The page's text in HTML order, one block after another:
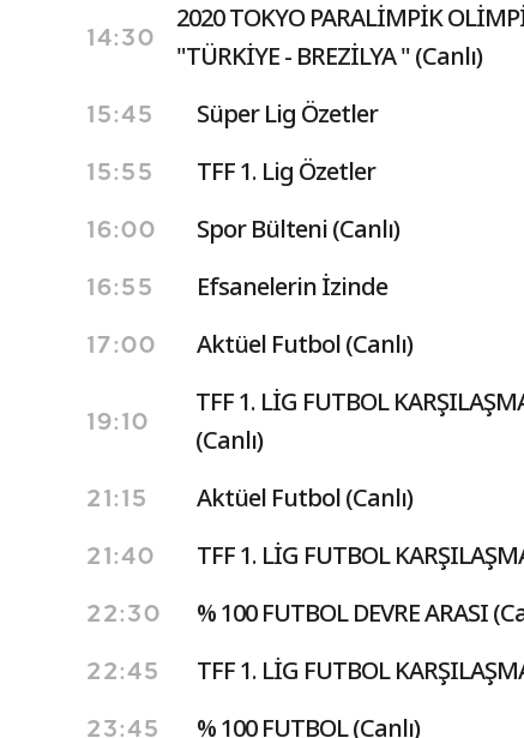
14:30
2020 TOKYO PARALİMPİK
"TÜRKİYE - BREZİLYA " (Canlı)
15:45 Süper Lig Özetler
15:55 TFF 1. Lig Özetler
16:00 Spor Bülteni (Canlı)
16:55 Efsanelerin İzinde
17:00 Aktüel Futbol (Canlı)
19:10
TFF 1. LİG FUTBOL
(Canlı)
21:15 Aktüel Futbol (Canlı)
21:40 TFF 1. LİG FUTBOL
22:30 % 100 FUTBOL DEVRE ARASI
22:45 TFF 1. LİG FUTBOL
23:45 % 100 FUTBOL (Canlı)